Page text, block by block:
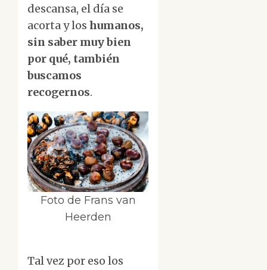
descansa, el día se
acorta y los humanos,
sin saber muy bien
por qué, también
buscamos
recogernos.
Foto de Frans van
Heerden
Tal vez por eso los